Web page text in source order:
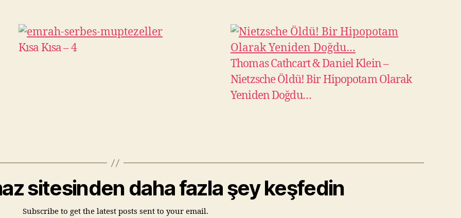
Kısa Kısa – 4
Thomas Cathcart & Daniel Klein –
Nietzsche Öldü! Bir Hipopotam Olarak
Yeniden Doğdu…
sitesinden daha fazla şey keşfedin
Subscribe to get the latest posts sent to your email.